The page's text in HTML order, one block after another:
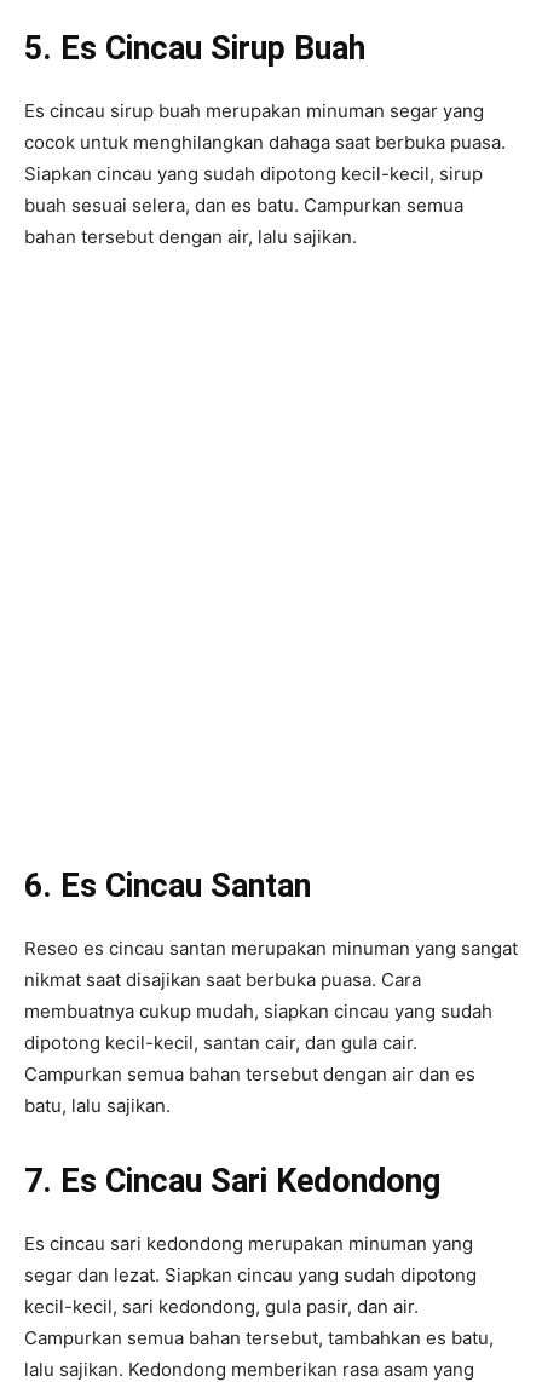
5. Es Cincau Sirup Buah
Es cincau sirup buah merupakan minuman segar yang
cocok untuk menghilangkan dahaga saat berbuka puasa.
Siapkan cincau yang sudah dipotong kecil-kecil, sirup
buah sesuai selera, dan es batu. Campurkan semua
bahan tersebut dengan air, lalu sajikan.
6. Es Cincau Santan
Reseo es cincau santan merupakan minuman yang sangat
nikmat saat disajikan saat berbuka puasa. Cara
membuatnya cukup mudah, siapkan cincau yang sudah
dipotong kecil-kecil, santan cair, dan gula cair.
Campurkan semua bahan tersebut dengan air dan es
batu, lalu sajikan.
7. Es Cincau Sari Kedondong
Es cincau sari kedondong merupakan minuman yang
segar dan lezat. Siapkan cincau yang sudah dipotong
kecil-kecil, sari kedondong, gula pasir, dan air.
Campurkan semua bahan tersebut, tambahkan es batu,
lalu sajikan. Kedondong memberikan rasa asam yang